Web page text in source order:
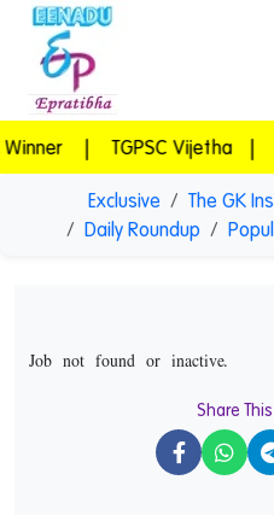
Exclusive The GK
Daily Roundup
Job not found or inactive.
Share
Vijetha | TGPSC Vidwan